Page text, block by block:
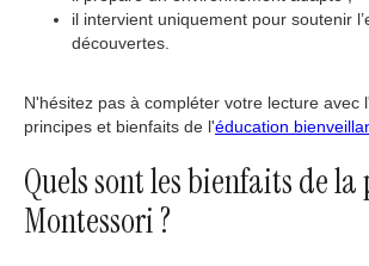
il intervient uniquement pour soutenir
découvertes.
N'hésitez pas à compléter votre lecture avec
principes et bienfaits de l'éducation
Quels sont les bienfaits de
Montessori ?